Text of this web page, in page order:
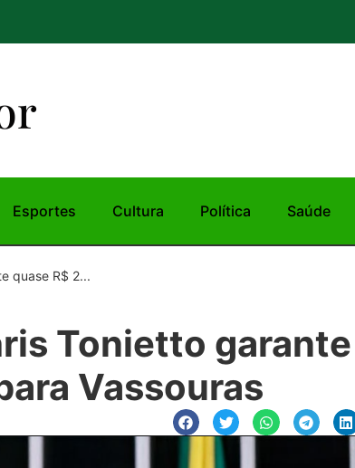
Esportes Cultura Política Saúde
quase R$ 2...
Tonietto garante
Vassouras